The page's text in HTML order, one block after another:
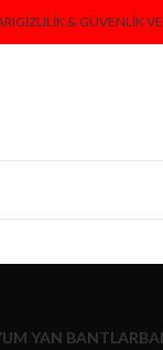
GIZLILIK & GÜVENLIK
YAN BANTLAR